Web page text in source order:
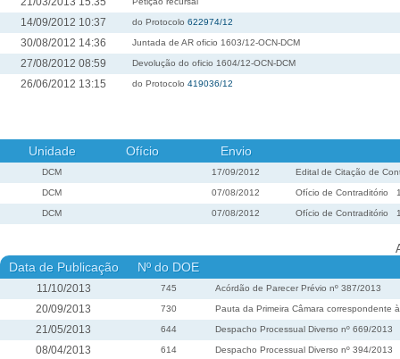
14/09/2012 10:37 do Protocolo 622974/12
30/08/2012 14:36 Juntada de AR oficio 1603/12-OCN-DCM
27/08/2012 08:59 Devolução do oficio 1604/12-OCN-DCM
26/06/2012 13:15 do Protocolo 419036/12
Unidade Ofício Envio
DCM 17/09/2012 Edital de Citação de
DCM 07/08/2012 Ofício de Contraditório
DCM 07/08/2012 Ofício de Contraditório
Data de Publicação Nº do DOE
11/10/2013 745 Acórdão de Parecer Prévio nº 387/2013
20/09/2013 730 Pauta da Primeira Câmara correspondente
21/05/2013 644 Despacho Processual Diverso nº 669/2013
08/04/2013 614 Despacho Processual Diverso nº 394/2013